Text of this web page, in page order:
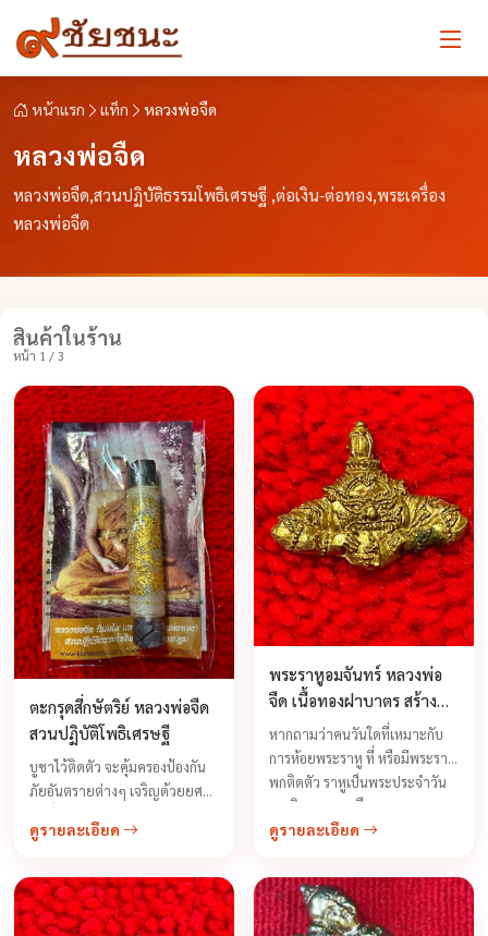
หน้าแรก แท็ก หลวงพ่อจืด
หลวงพ่อจืด
หลวงพ่อจืด,สวนปฏิบัติธรรมโพธิเศรษฐี ,ต่อเงิน-ต่อทอง,พระเครื่อง
หลวงพ่อจืด
สินค้าในร้าน
หน้า 1 / 3
ตะกรุดสี่กษัตริย์ หลวงพ่อจืด
สวนปฏิบัติโพธิเศรษฐี
บูชาไว้ติดตัว จะคุ้มครองป้องกัน
ภัยอันตรายต่างๆ เจริญด้วยยศ
ทอง ห่างไกลจากศัตรูหมู่มารศัตรู
ปีศาจทั้ง หลายเกรงกลัวนัก ...
ดูรายละเอียด
พระราหูอมจันทร์ หลวงพ่อ
จืด เนื้อทองฝาบาตร สร้างปี
2549
หากถามว่าคนวันใดที่เหมาะกับ
การห้อยพระราหู ที่ หรือมีพระราหู
พกติดตัว ราหูเป็นพระประจำวัน
คนเกิดพุธกลางคืน และจะถูก
โฉลกกับคนเกิดวันเสาร์ รวมถึง
ดูรายละเอียด